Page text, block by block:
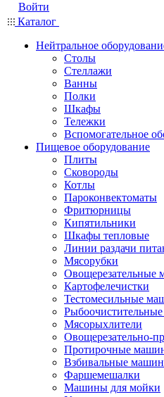
Войти
Каталог
Нейтральное
Столы
Стеллажи
Ванны
Полки
Шкафы
Тележки
Вспомогательное
Пищевое оборудование
Плиты
Сковороды
Котлы
Пароконвектоматы
Фритюрницы
Кипятильники
Шкафы тепловые
Линии раздачи
Мясорубки
Овощерезательные
Картофелечистки
Тестомесильные
Мясорыхлители
Овощерезательно-
Протирочные
Взбивальные
Фаршемешалки
Машины для мойки